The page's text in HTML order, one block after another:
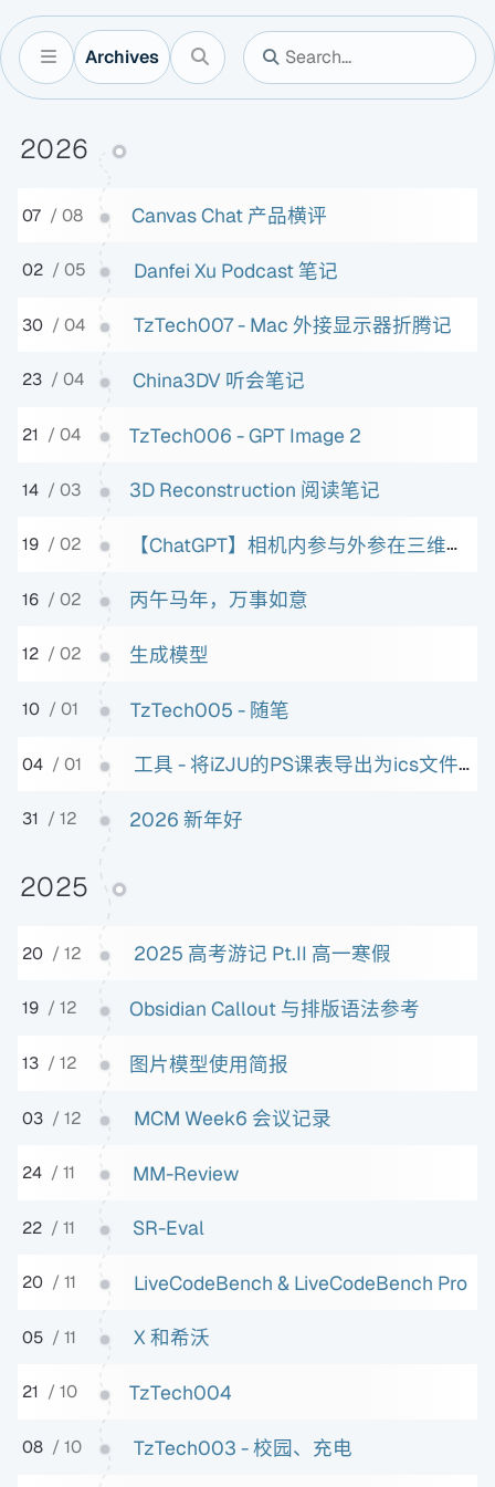
Archives
2026
07 / 08 Canvas Chat 产品横评
02 / 05 Danfei Xu Podcast 笔记
30 / 04 TzTech007 - Mac 外接显示器折腾记
23 / 04 China3DV 听会笔记
21 / 04 TzTech006 - GPT Image 2
14 / 03 3D Reconstruction 阅读笔记
19 / 02 【ChatGPT】相机内参与外参在三维重建中的角色与历史脉络
16 / 02 丙午马年，万事如意
12 / 02 生成模型
10 / 01 TzTech005 - 随笔
04 / 01 工具 - 将iZJU的PS课表导出为ics文件并导入至日历
31 / 12 2026 新年好
2025
20 / 12 2025 高考游记 Pt.II 高一寒假
19 / 12 Obsidian Callout 与排版语法参考
13 / 12 图片模型使用简报
03 / 12 MCM Week6 会议记录
24 / 11 MM-Review
22 / 11 SR-Eval
20 / 11 LiveCodeBench & LiveCodeBench Pro
05 / 11 X 和希沃
21 / 10 TzTech004
08 / 10 TzTech003 - 校园、充电